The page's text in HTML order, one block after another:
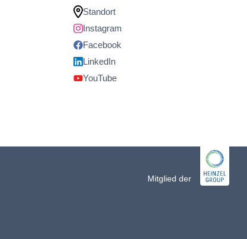
Standort
Instagram
Facebook
LinkedIn
YouTube
Mitglied der